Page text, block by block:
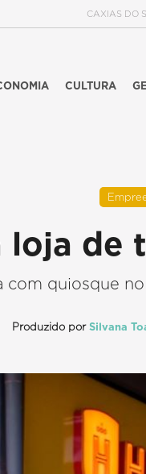
CAXIAS DO
CULTURA
loja
quiosque
Produzido por Silvana